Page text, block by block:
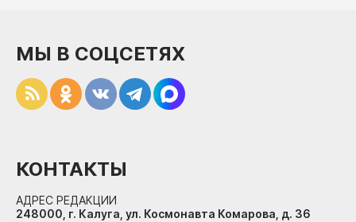
МЫ В СОЦСЕТЯХ
КОНТАКТЫ
АДРЕС РЕДАКЦИИ
248000, г. Калуга, ул. Космонавта Комарова, д. 36